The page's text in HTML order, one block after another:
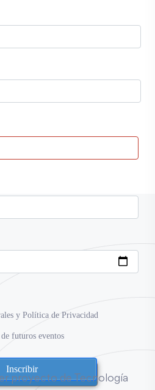
y Política de Privacidad
futuros eventos
Inscribir
proyecto de Tecnología